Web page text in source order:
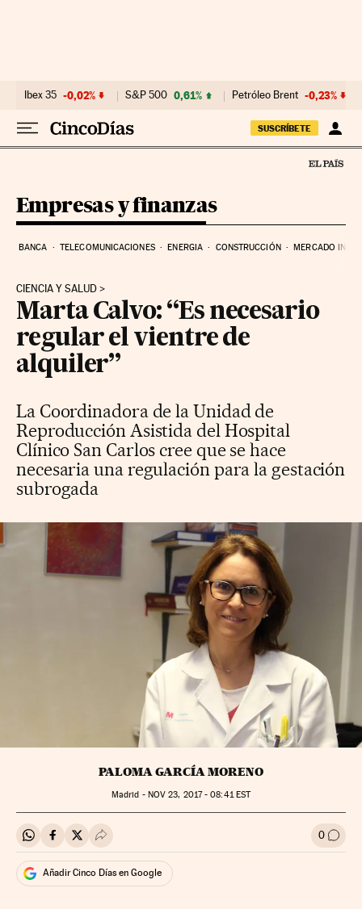
Ibex 35 -0,02% S&P 500 0,61% Petróleo Brent -0,23%
SUSCRÍBETE
Empresas y finanzas
BANCA TELECOMUNICACIONES ENERGIA CONSTRUCCIÓN MERCADO
CIENCIA Y SALUD
Marta Calvo: “Es necesario
regular el vientre de
alquiler”
La Coordinadora de la Unidad de
Reproducción Asistida del Hospital
Clínico San Carlos cree que se hace
necesaria una regulación para la gestación
subrogada
PALOMA GARCÍA MORENO
Madrid - NOV 23, 2017 - 08:41EST
Compartir en Whatsapp
Compartir en Facebook
Compartir en Twitter
Desplegar Redes Sociales 0 Ir a
Añadir Cinco Días en Google